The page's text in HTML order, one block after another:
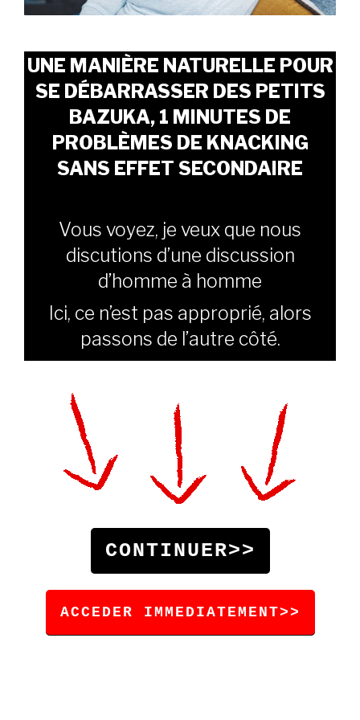
UNE MANIÈRE NATURELLE POUR
SE DÉBARRASSER DES PETITS
BAZUKA, 1 MINUTES DE
PROBLÈMES DE KNACKING
SANS EFFET SECONDAIRE
Vous voyez, je veux que nous
discutions d’une discussion
d’homme à homme
Ici, ce n’est pas approprié, alors
passons de l’autre côté.
CONTINUER>>
ACCEDER IMMEDIATEMENT>>